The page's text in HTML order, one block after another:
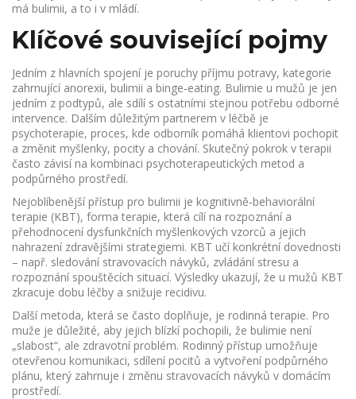
má bulimii, a to i v mládí.
Klíčové související pojmy
Jedním z hlavních spojení je poruchy příjmu potravy, kategorie
zahrnující anorexii, bulimii a binge‑eating. Bulimie u mužů je jen
jedním z podtypů, ale sdílí s ostatními stejnou potřebu odborné
intervence. Dalším důležitým partnerem v léčbě je
psychoterapie, proces, kde odborník pomáhá klientovi pochopit
a změnit myšlenky, pocity a chování. Skutečný pokrok v terapii
často závisí na kombinaci psychoterapeutických metod a
podpůrného prostředí.
Nejoblíbenější přístup pro bulimii je kognitivně‑behaviorální
terapie (KBT), forma terapie, která cílí na rozpoznání a
přehodnocení dysfunkčních myšlenkových vzorců a jejich
nahrazení zdravějšími strategiemi. KBT učí konkrétní dovednosti
– např. sledování stravovacích návyků, zvládání stresu a
rozpoznání spouštěcích situací. Výsledky ukazují, že u mužů KBT
zkracuje dobu léčby a snižuje recidivu.
Další metoda, která se často doplňuje, je rodinná terapie. Pro
muže je důležité, aby jejich blízkí pochopili, že bulimie není
„slabost“, ale zdravotní problém. Rodinný přístup umožňuje
otevřenou komunikaci, sdílení pocitů a vytvoření podpůrného
plánu, který zahrnuje i změnu stravovacích návyků v domácím
prostředí.